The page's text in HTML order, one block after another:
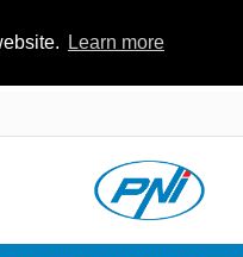
Learn more